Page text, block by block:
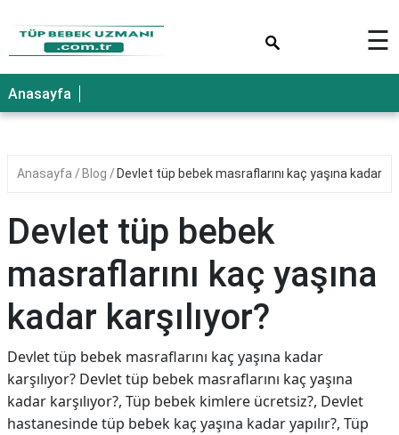
☰
Anasayfa
Anasayfa Blog Devlet tüp bebek masraflarını kaç yaşına kadar
Devlet tüp bebek
masraflarını kaç yaşına
kadar karşılıyor?
Devlet tüp bebek masraflarını kaç yaşına kadar
karşılıyor? Devlet tüp bebek masraflarını kaç yaşına
kadar karşılıyor?, Tüp bebek kimlere ücretsiz?, Devlet
hastanesinde tüp bebek kaç yaşına kadar yapılır?, Tüp